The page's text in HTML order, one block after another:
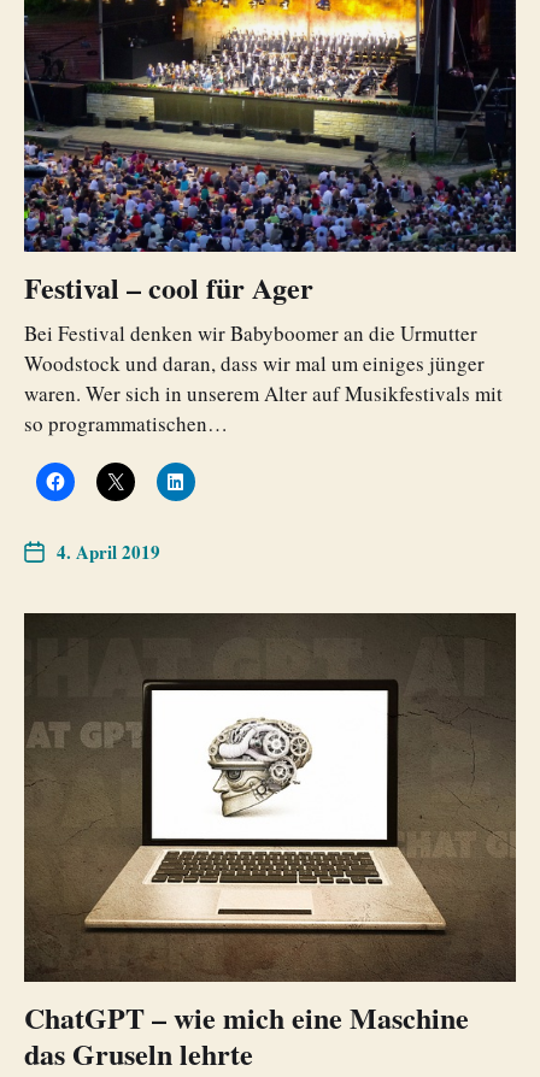
Festival – cool für Ager
Bei Festival denken wir Babyboomer an die Urmutter
Woodstock und daran, dass wir mal um einiges jünger
waren. Wer sich in unserem Alter auf Musikfestivals mit
so programmatischen…
4. April 2019
ChatGPT – wie mich eine Maschine
das Gruseln lehrte